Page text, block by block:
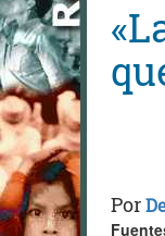
Por